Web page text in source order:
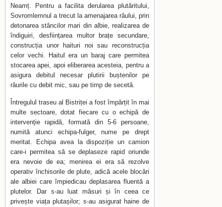
Neamț. Pentru a facilita derularea plutăritului,
Sovromlemnul a trecut la amenajarea râului, prin
detonarea stâncilor mari din albie, realizarea de
îndiguiri, desființarea multor brațe secundare,
construcția unor haituri noi sau reconstrucția
celor vechi. Haitul era un baraj care permitea
stocarea apei, apoi eliberarea acesteia, pentru a
asigura debitul necesar plutirii buștenilor pe
râurile cu debit mic, sau pe timp de secetă.
Întregulul traseu al Bistriței a fost împărțit în mai
multe sectoare, dotat fiecare cu o echipă de
intervenție rapidă, formată din 5-6 persoane,
numită atunci echipa-fulger, nume pe drept
meritat. Echipa avea la dispoziție un camion
care-i permitea să se deplaseze rapid oriunde
era nevoie de ea; menirea ei era să rezolve
operativ închisorile de plute, adică acele blocări
ale albiei care împiedicau deplasarea fluentă a
plutelor. Dar s-au luat măsuri și în ceea ce
privește viața plutașilor; s-au asigurat haine de